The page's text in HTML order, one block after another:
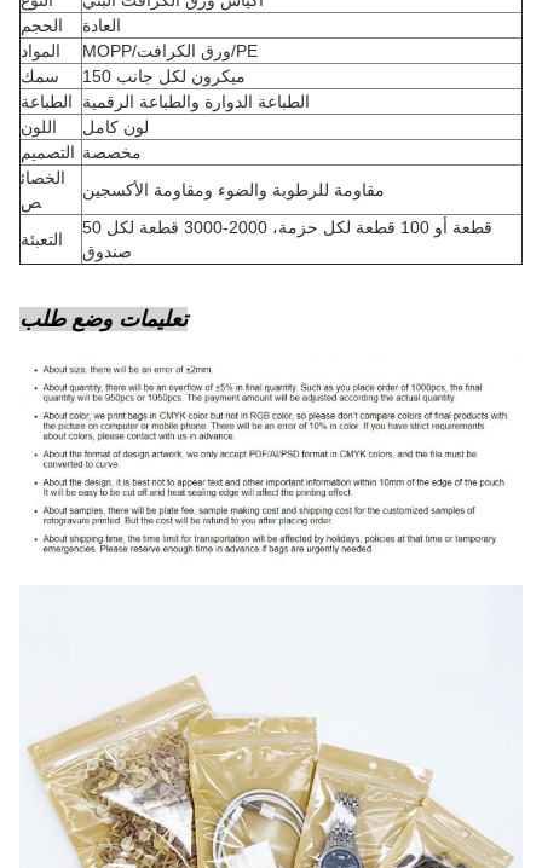
الحجم
العادة
المواد
MOPP/ورق الكرافت/PE
سمك
150 ميكرون لكل جانب
الطباعة
الطباعة الدوارة والطباعة الرقمية
اللون
لون كامل
التصميم مخصصة
الخصائ
ص
مقاومة للرطوبة والضوء ومقاومة الأكسجين
التعبئة
50 قطعة أو 100 قطعة لكل حزمة، 2000-3000 قطعة لكل
صندوق
تعليمات وضع طلب